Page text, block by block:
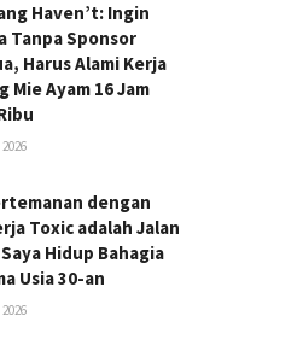
Haven’t: Ingin
Tanpa Sponsor
Harus Alami Kerja
Mie Ayam 16 Jam
dengan
Toxic adalah Jalan
Hidup Bahagia
Usia 30-an